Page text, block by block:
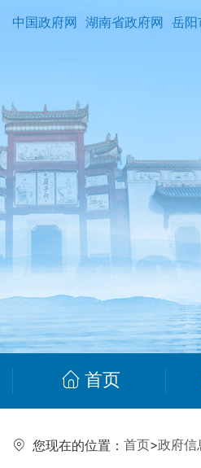
中国政府网 湖南省政府网 岳阳
首页
您现在的位置： 首页>政府信